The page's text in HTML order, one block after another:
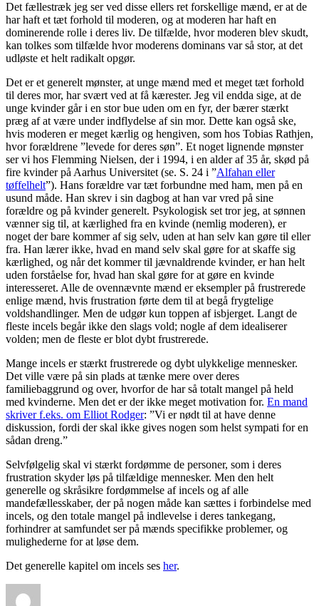
Det fællestræk jeg ser ved disse ellers ret forskellige mænd, er at de
har haft et tæt forhold til moderen, og at moderen har haft en
dominerende rolle i deres liv. De tilfælde, hvor moderen blev skudt,
kan tolkes som tilfælde hvor moderens dominans var så stor, at det
udløste et helt radikalt opgør.
Det er et generelt mønster, at unge mænd med et meget tæt forhold
til deres mor, har svært ved at få kærester. Jeg vil endda sige, at de
unge kvinder går i en stor bue uden om en fyr, der bærer stærkt
præg af at være under indflydelse af sin mor. Dette kan også ske,
hvis moderen er meget kærlig og hengiven, som hos Tobias Rathjen,
hvor forældrene ”levede for deres søn”. Et noget lignende mønster
ser vi hos Flemming Nielsen, der i 1994, i en alder af 35 år, skød på
fire kvinder på Aarhus Universitet (se. S. 24 i ”Alfahan eller
tøffelhelt”). Hans forældre var tæt forbundne med ham, men på en
usund måde. Han skrev i sin dagbog at han var vred på sine
forældre og på kvinder generelt. Psykologisk set tror jeg, at sønnen
vænner sig til, at kærlighed fra en kvinde (nemlig moderen), er
noget der bare kommer af sig selv, uden at han selv kan gøre til eller
fra. Han lærer ikke, hvad en mand selv skal gøre for at skaffe sig
kærlighed, og når det kommer til jævnaldrende kvinder, er han helt
uden forståelse for, hvad han skal gøre for at gøre en kvinde
interesseret. Alle de ovennævnte mænd er eksempler på frustrerede
enlige mænd, hvis frustration førte dem til at begå frygtelige
voldshandlinger. Men de udgør kun toppen af isbjerget. Langt de
fleste incels begår ikke den slags vold; nogle af dem idealiserer
volden; men de fleste er blot dybt frustrerede.
Mange incels er stærkt frustrerede og dybt ulykkelige mennesker.
Det ville være på sin plads at tænke mere over deres
familiebaggrund og over, hvorfor de har så totalt mangel på held
med kvinderne. Men det er der ikke meget motivation for. En mand
skriver f.eks. om Elliot Rodger: ”Vi er nødt til at have denne
diskussion, fordi der skal ikke gives nogen som helst sympati for en
sådan dreng.”
Selvfølgelig skal vi stærkt fordømme de personer, som i deres
frustration skyder løs på tilfældige mennesker. Men den helt
generelle og skråsikre fordømmelse af incels og af alle
mandefællesskaber, der på nogen måde kan sættes i forbindelse med
incels, og den totale mangel på indlevelse i deres tankegang,
forhindrer at samfundet ser på mænds specifikke problemer, og
mulighederne for at løse dem.
Det generelle kapitel om incels ses her.